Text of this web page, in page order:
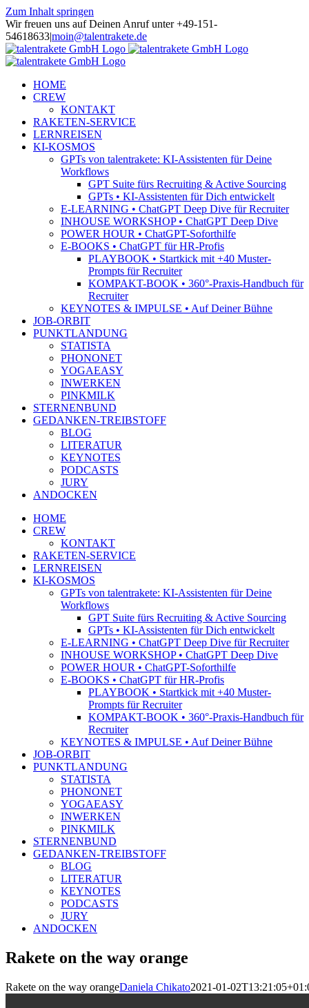
Zum Inhalt springen
Wir freuen uns auf Deinen Anruf unter +49-151-
54618633|moin@talentrakete.de
HOME
CREW
KONTAKT
RAKETEN-SERVICE
LERNREISEN
KI-KOSMOS
GPTs von talentrakete: KI-Assistenten für Deine
Workflows
GPT Suite fürs Recruiting & Active Sourcing
GPTs • KI-Assistenten für Dich entwickelt
E-LEARNING • ChatGPT Deep Dive für Recruiter
INHOUSE WORKSHOP • ChatGPT Deep Dive
POWER HOUR • ChatGPT-Soforthilfe
E-BOOKS • ChatGPT für HR-Profis
PLAYBOOK • Startkick mit +40 Muster-
Prompts für Recruiter
KOMPAKT-BOOK • 360°-Praxis-Handbuch für
Recruiter
KEYNOTES & IMPULSE • Auf Deiner Bühne
JOB-ORBIT
PUNKTLANDUNG
STATISTA
PHONONET
YOGAEASY
INWERKEN
PINKMILK
STERNENBUND
GEDANKEN-TREIBSTOFF
BLOG
LITERATUR
KEYNOTES
PODCASTS
JURY
ANDOCKEN
HOME
CREW
KONTAKT
RAKETEN-SERVICE
LERNREISEN
KI-KOSMOS
GPTs von talentrakete: KI-Assistenten für Deine
Workflows
GPT Suite fürs Recruiting & Active Sourcing
GPTs • KI-Assistenten für Dich entwickelt
E-LEARNING • ChatGPT Deep Dive für Recruiter
INHOUSE WORKSHOP • ChatGPT Deep Dive
POWER HOUR • ChatGPT-Soforthilfe
E-BOOKS • ChatGPT für HR-Profis
PLAYBOOK • Startkick mit +40 Muster-
Prompts für Recruiter
KOMPAKT-BOOK • 360°-Praxis-Handbuch für
Recruiter
KEYNOTES & IMPULSE • Auf Deiner Bühne
JOB-ORBIT
PUNKTLANDUNG
STATISTA
PHONONET
YOGAEASY
INWERKEN
PINKMILK
STERNENBUND
GEDANKEN-TREIBSTOFF
BLOG
LITERATUR
KEYNOTES
PODCASTS
JURY
ANDOCKEN
Rakete on the way orange
Rakete on the way orangeDaniela Chikato2021-01-